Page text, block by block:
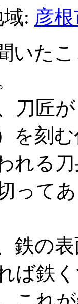
: 彦
いた
刀匠
を刻
れる
って
鉄の
ば鉄